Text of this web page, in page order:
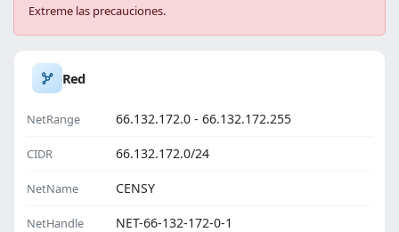
Extreme las precauciones.
Red
NetRange 66.132.172.0 - 66.132.172.255
CIDR 66.132.172.0/24
NetName CENSY
NetHandle NET-66-132-172-0-1